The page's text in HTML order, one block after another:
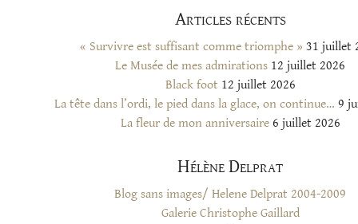
Articles récents
« Survivre est suffisant comme triomphe » 31 juillet
Le Musée de mes admirations 12 juillet 2026
Black foot 12 juillet 2026
La tête dans l’ordi, le pied dans la glace, on continue… 9
La fleur de mon anniversaire 6 juillet 2026
Hélène Delprat
Blog sans images/ Helene Delprat 2004-2009
Galerie Christophe Gaillard